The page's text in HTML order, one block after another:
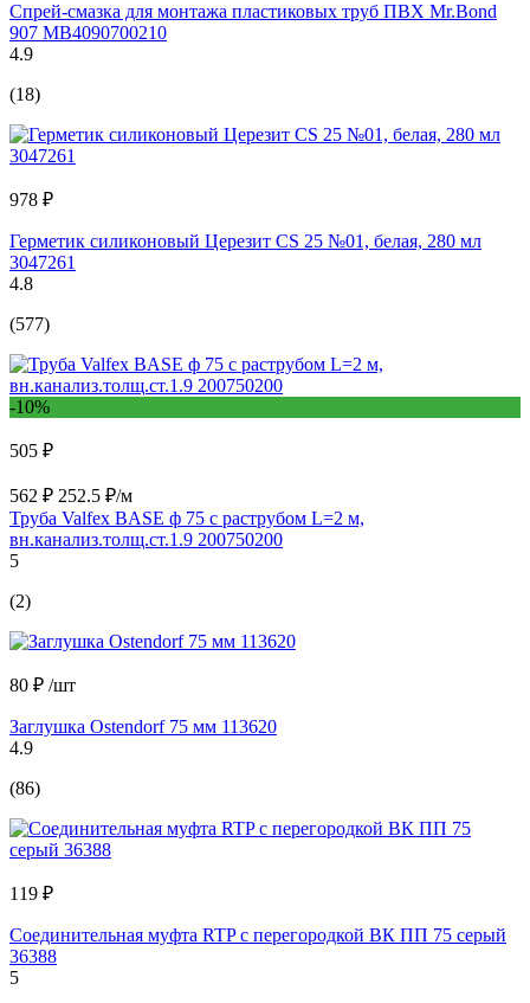
Спрей-смазка для монтажа пластиковых труб ПВХ Mr.Bond
907 MB4090700210
4.9
(18)
978 ₽
Герметик силиконовый Церезит CS 25 №01, белая, 280 мл
3047261
4.8
(577)
-10%
505 ₽
562 ₽ 252.5 ₽/м
Труба Valfex BASE ф 75 с раструбом L=2 м,
вн.канализ.толщ.ст.1.9 200750200
5
(2)
80 ₽ /шт
Заглушка Ostendorf 75 мм 113620
4.9
(86)
119 ₽
Соединительная муфта RTP с перегородкой ВК ПП 75 серый
36388
5